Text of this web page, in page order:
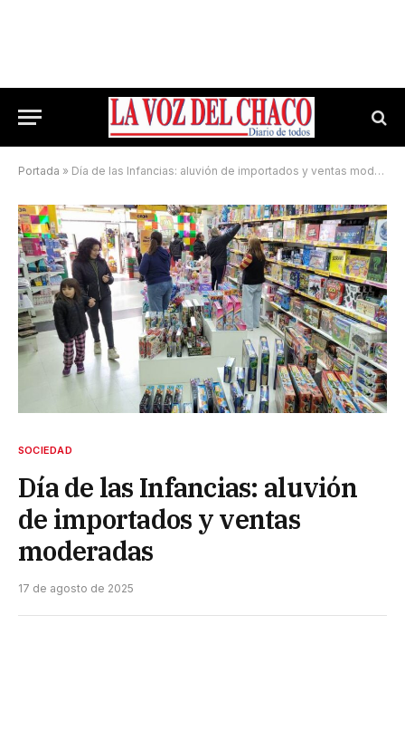
Portada » Día de las Infancias: aluvión de importados y ventas moderadas
SOCIEDAD
Día de las Infancias: aluvión
de importados y ventas
moderadas
17 de agosto de 2025